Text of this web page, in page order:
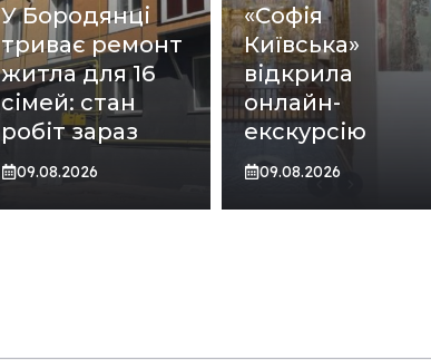
У Бородянці
триває ремонт
житла для 16
сімей: стан
робіт зараз
09.08.2026
«Софія
Київська»
відкрила
онлайн-
екскурсію
09.08.2026